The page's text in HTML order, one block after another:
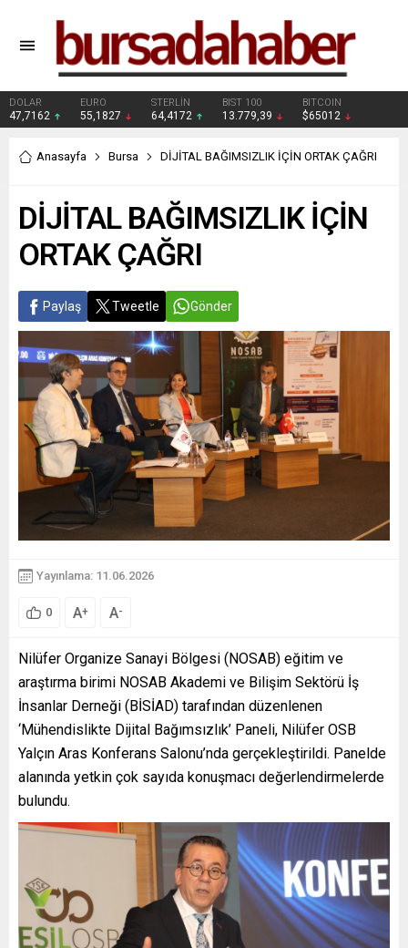
DOLAR
47,7162
EURO
55,1827
STERLİN
64,4172
BIST 100
13.779,39
BITCOIN
$65012
Anasayfa Bursa DİJİTAL BAĞIMSIZLIK İÇİN ORTAK ÇAĞRI
DİJİTAL BAĞIMSIZLIK İÇİN
ORTAK ÇAĞRI
Paylaş Tweetle Gönder
Yayınlama: 11.06.2026
0 A+ A-
Nilüfer Organize Sanayi Bölgesi (NOSAB) eğitim ve
araştırma birimi NOSAB Akademi ve Bilişim Sektörü İş
İnsanlar Derneği (BİSİAD) tarafından düzenlenen
‘Mühendislikte Dijital Bağımsızlık’ Paneli, Nilüfer OSB
Yalçın Aras Konferans Salonu’nda gerçekleştirildi. Panelde
alanında yetkin çok sayıda konuşmacı değerlendirmelerde
bulundu.